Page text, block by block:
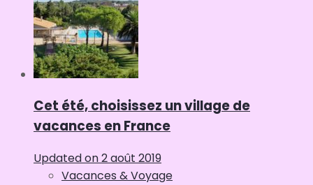
Cet été, choisissez un village de
vacances en France
Updated on2 août 2019
Vacances & Voyage